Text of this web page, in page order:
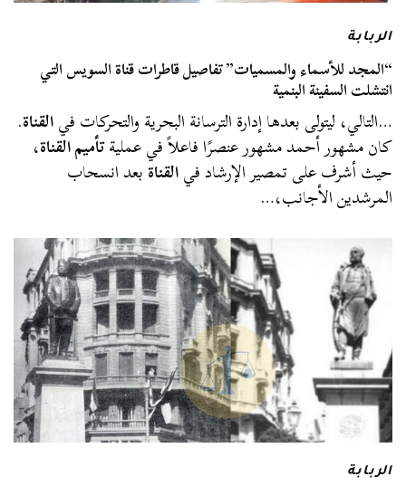
الربابة
“المجد للأسماء والمسميات” تفاصيل قاطرات قناة السويس التي
انتشلت السفينة البنمية
…التالي، ليتولى بعدها إدارة الترسانة البحرية والتحركات فيالقناة.
كان مشهور أحمد مشهور عنصرًا فاعلاً في عمليةتأميم القناة،
حيث أشرف على تمصير الإرشاد فيالقناةبعد انسحاب
المرشدين الأجانب،…
الربابة